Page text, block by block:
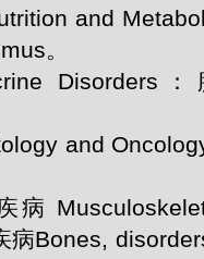
and
。
Disorders：
and
病Bones,